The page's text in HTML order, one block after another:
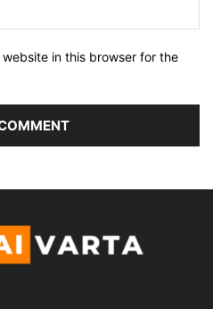
in this browser for the